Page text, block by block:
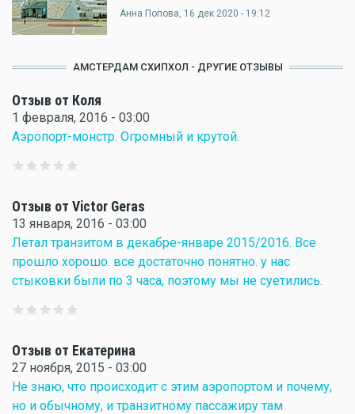
Анна Попова, 16 дек 2020 - 19:12
АМСТЕРДАМ СХИПХОЛ - ДРУГИЕ ОТЗЫВЫ
Отзыв от Коля
1 февраля, 2016 - 03:00
Аэропорт-монстр. Огромный и крутой.
Отзыв от Victor Geras
13 января, 2016 - 03:00
Летал транзитом в декабре-январе 2015/2016. Все
прошло хорошо. все достаточно понятно. у нас
стыковки были по 3 часа, поэтому мы не суетились.
Отзыв от Екатерина
27 ноября, 2015 - 03:00
Не знаю, что происходит с этим аэропортом и почему,
но и обычному, и транзитному пассажиру там